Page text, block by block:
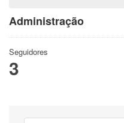
Administração
Seguidores
3